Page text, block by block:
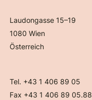
Laudongasse 15–19
1080 Wien
Österreich
Tel. +43 1 406 89 05
Fax +43 1 406 89 05.88